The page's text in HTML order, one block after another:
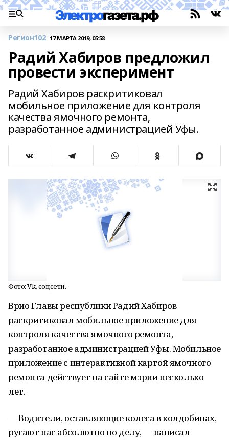
Регион102 17 МАРТА 2019, 05:58
Радий Хабиров предложил
провести эксперимент
Радий Хабиров раскритиковал
мобильное приложение для контроля
качества ямочного ремонта,
разработанное администрацией Уфы.
Фото: Vk, соцсети.
Врио Главы республики Радий Хабиров
раскритиковал мобильное приложение для
контроля качества ямочного ремонта,
разработанное администрацией Уфы. Мобильное
приложение с интерактивной картой ямочного
ремонта действует на сайте мэрии несколько
лет.
— Водители, оставляющие колеса в колдобинах,
ругают нас абсолютно по делу, — написал